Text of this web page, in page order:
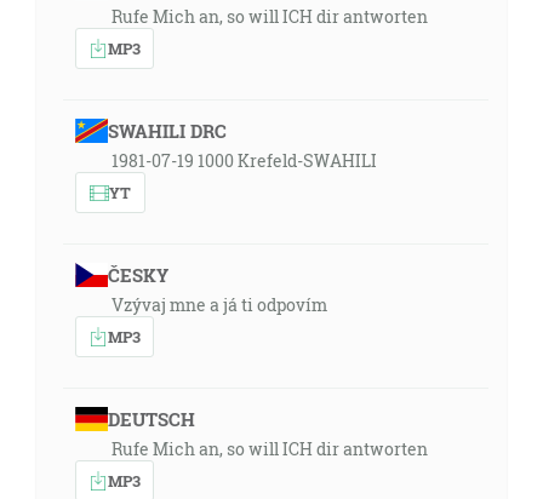
Rufe Mich an, so will ICH dir antworten
MP3
SWAHILI DRC
1981-07-19 1000 Krefeld-SWAHILI
YT
ČESKY
Vzývaj mne a já ti odpovím
MP3
DEUTSCH
Rufe Mich an, so will ICH dir antworten
MP3